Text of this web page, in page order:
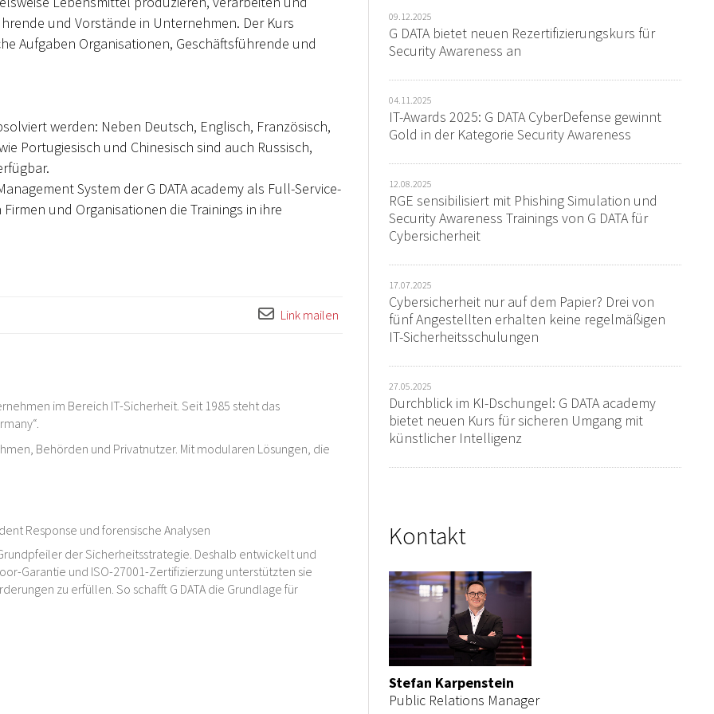
und Vorstände in Unternehmen. Der Kurs
Aufgaben Organisationen, Geschäftsführende und
werden: Neben Deutsch, Englisch, Französisch,
Portugiesisch und Chinesisch sind auch Russisch,
System der G DATA academy als Full-Service-
und Organisationen die Trainings in ihre
Link mailen
im Bereich IT-Sicherheit. Seit 1985 steht das
Behörden und Privatnutzer. Mit modularen Lösungen, die
Response und forensische Analysen
der Sicherheitsstrategie. Deshalb entwickelt und
Garantie und ISO-27001-Zertifizierzung unterstützten sie
zu erfüllen. So schafft G DATA die Grundlage für
09.12.2025
G DATA bietet neuen Rezertifizierungskurs für
Security Awareness an
04.11.2025
IT-Awards 2025: G DATA CyberDefense gewinnt
Gold in der Kategorie Security Awareness
12.08.2025
RGE sensibilisiert mit Phishing Simulation und
Security Awareness Trainings von G DATA für
Cybersicherheit
17.07.2025
Cybersicherheit nur auf dem Papier? Drei von
fünf Angestellten erhalten keine regelmäßigen
IT-Sicherheitsschulungen
27.05.2025
Durchblick im KI-Dschungel: G DATA academy
bietet neuen Kurs für sicheren Umgang mit
künstlicher Intelligenz
Kontakt
Stefan Karpenstein
Public Relations Manager